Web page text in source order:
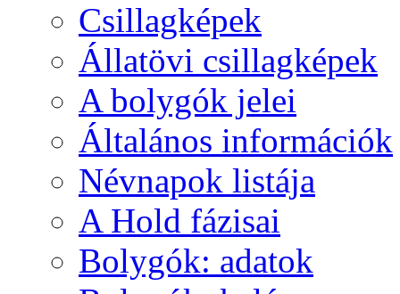
Csil­lag­ké­pek
Ál­lat­övi csil­lag­ké­pek
A boly­gók je­lei
Ál­ta­lá­nos in­for­má­ci­ók
Név­na­pok lis­tá­ja
A Hold fá­zi­sai
Boly­gók: ada­tok